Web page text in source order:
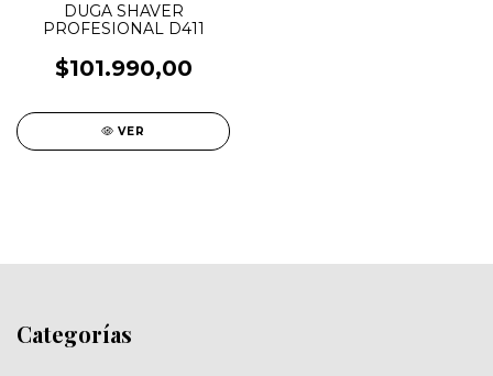
DUGA SHAVER
PROFESIONAL D411
$101.990,00
VER
Categorías